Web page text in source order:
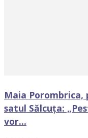
Maia
satul Sălcuța:
vor...